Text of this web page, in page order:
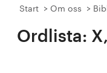
Start Om oss
Ordlista: